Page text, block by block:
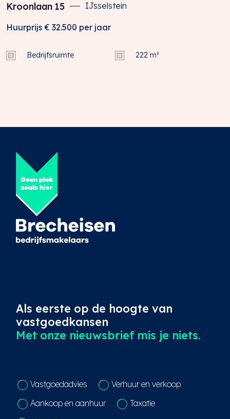
Kroonlaan 15 IJsselstein
Huurprijs € 32.500 per jaar
Bedrijfsruimte 222 m²
Als eerste op de hoogte van
vastgoedkansen
Met onze nieuwsbrief mis je niets.
C
o
n
t
Vastgoedadvies
Verhuur en verkoop
Aankoop en aanhuur
Taxatie